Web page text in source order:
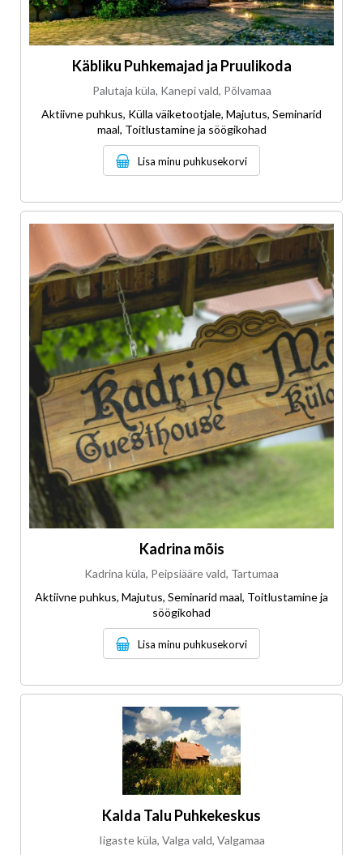
Käbliku Puhkemajad ja Pruulikoda
Palutaja küla, Kanepi vald, Põlvamaa
Aktiivne puhkus, Külla väiketootjale, Majutus, Seminarid
maal, Toitlustamine ja söögikohad
Lisa minu puhkusekorvi
Kadrina mõis
Kadrina küla, Peipsiääre vald, Tartumaa
Aktiivne puhkus, Majutus, Seminarid maal, Toitlustamine ja
söögikohad
Lisa minu puhkusekorvi
Kalda Talu Puhkekeskus
Iigaste küla, Valga vald, Valgamaa